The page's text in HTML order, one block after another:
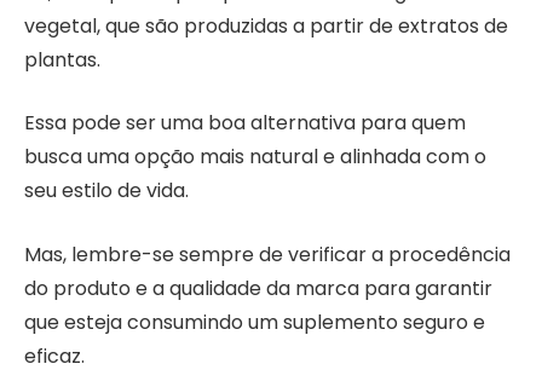
vegetal, que são produzidas a partir de extratos de
plantas.
Essa pode ser uma boa alternativa para quem
busca uma opção mais natural e alinhada com o
seu estilo de vida.
Mas, lembre-se sempre de verificar a procedência
do produto e a qualidade da marca para garantir
que esteja consumindo um suplemento seguro e
eficaz.